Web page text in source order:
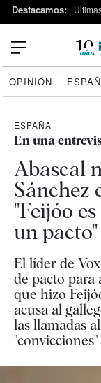
Destacamos:
OPINIÓN
ESPAÑA
En una
Abascal
Sánchez
"Feijóo
un pacto"
El líder de
de pacto para
que hizo
acusa al
las llamadas
"convicciones"